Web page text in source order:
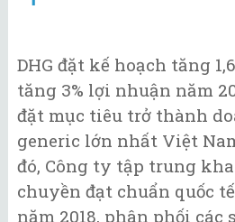
DHG đặt kế hoạch tăng
tăng 3% lợi nhuận năm
đặt mục tiêu trở thành
generic lớn nhất Việt
đó, Công ty tập trung
chuyền đạt chuẩn quốc
năm 2018, phân phối các